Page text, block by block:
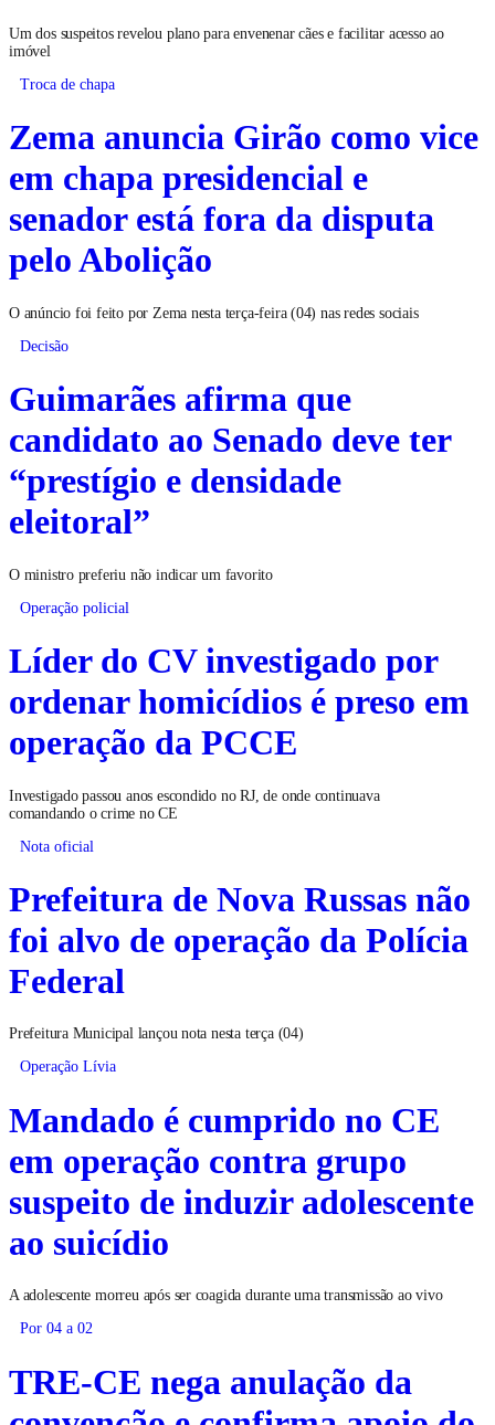
Um dos suspeitos revelou plano para envenenar cães e facilitar acesso ao
imóvel
Troca de chapa
Zema anuncia Girão como vice
em chapa presidencial e
senador está fora da disputa
pelo Abolição
O anúncio foi feito por Zema nesta terça-feira (04) nas redes sociais
Decisão
Guimarães afirma que
candidato ao Senado deve ter
“prestígio e densidade
eleitoral”
O ministro preferiu não indicar um favorito
Operação policial
Líder do CV investigado por
ordenar homicídios é preso em
operação da PCCE
Investigado passou anos escondido no RJ, de onde continuava
comandando o crime no CE
Nota oficial
Prefeitura de Nova Russas não
foi alvo de operação da Polícia
Federal
Prefeitura Municipal lançou nota nesta terça (04)
Operação Lívia
Mandado é cumprido no CE
em operação contra grupo
suspeito de induzir adolescente
ao suicídio
A adolescente morreu após ser coagida durante uma transmissão ao vivo
Por 04 a 02
TRE-CE nega anulação da